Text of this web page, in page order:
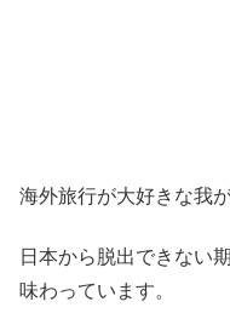
海外旅行が大好きな我が
日本から脱出できない
味わっています。